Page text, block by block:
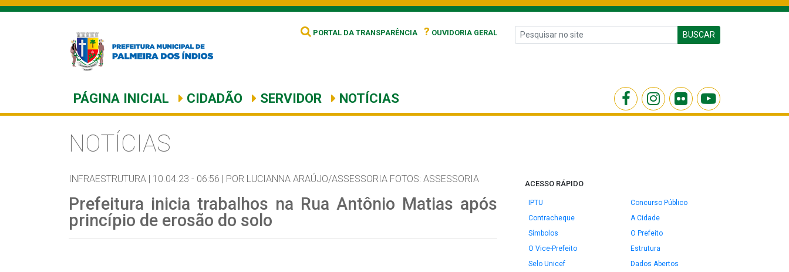
PORTAL DA TRANSPARÊNCIA ? OUVIDORIA GERAL BUSCAR
PÁGINA INICIAL CIDADÃO SERVIDOR NOTÍCIAS
NOTÍCIAS
INFRAESTRUTURA | 10.04.23 - 06:56 | POR LUCIANNA ARAÚJO/ASSESSORIA FOTOS: ASSESSORIA
Prefeitura inicia trabalhos na Rua Antônio Matias após
princípio de erosão do solo
ACESSO RÁPIDO
IPTU
Concurso Público
Contracheque
A Cidade
Símbolos
O Prefeito
O Vice-Prefeito
Estrutura
Selo Unicef
Dados Abertos